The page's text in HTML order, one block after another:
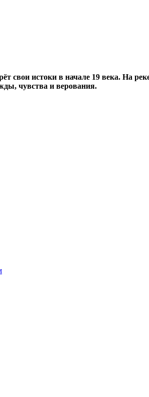
свои истоки в начале 19 века. На
чувства и верования.